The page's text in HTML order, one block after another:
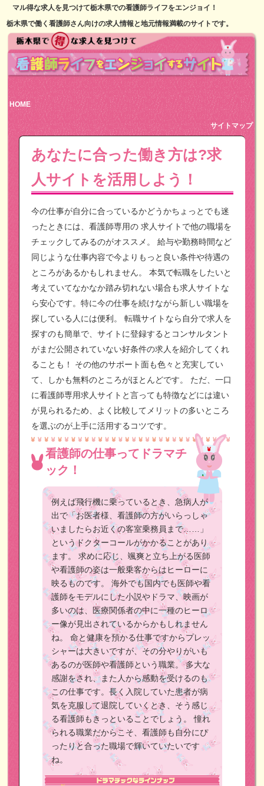
マル得な求人を見つけて栃木県での看護師ライフをエンジョイ！
栃木県で働く看護師さん向けの求人情報と地元情報満載のサイトです。
HOME
サイトマップ
あなたに合った働き方は?求
人サイトを活用しよう！
今の仕事が自分に合っているかどうかちょっとでも迷
ったときには、看護師専用の 求人サイトで他の職場を
チェックしてみるのがオススメ。
給与や勤務時間など
同じような仕事内容で今よりもっと良い条件や待遇の
ところがあるかもしれません。
本気で転職をしたいと
考えていてなかなか踏み切れない場合も求人サイトな
ら安心です。特に今の仕事を続けながら新しい職場を
探している人には便利。
転職サイトなら自分で求人を
探すのも簡単で、サイトに登録するとコンサルタント
がまだ公開されていない好条件の求人を紹介してくれ
ることも！
その他のサポート面も色々と充実してい
て、しかも無料のところがほとんどです。
ただ、一口
に看護師専用求人サイトと言っても特徴などには違い
が見られるため、よく比較してメリットの多いところ
を選ぶのが上手に活用するコツです。
看護師の仕事ってドラマチ
ック！
例えば飛行機に乗っているとき、急病人が
出で「お医者様、看護師の方がいらっしゃ
いましたらお近くの客室乗務員まで……」
というドクターコールがかかることがあり
ます。
求めに応じ、颯爽と立ち上がる医師
や看護師の姿は一般乗客からはヒーローに
映るものです。
海外でも国内でも医師や看
護師をモデルにした小説やドラマ、映画が
多いのは、医療関係者の中に一種のヒーロ
ー像が見出されているからかもしれません
ね。
命と健康を預かる仕事ですからプレッ
シャーは大きいですが、その分やりがいも
あるのが医師や看護師という職業。多大な
感謝をされ、また人から感動を受けるのも
この仕事です。長く入院していた患者が病
気を克服して退院していくとき、そう感じ
る看護師もきっといることでしょう。
憧れ
られる職業だからこそ、看護師も自分にぴ
ったりと合った職場で輝いていたいです
ね。